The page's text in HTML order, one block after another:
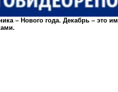
– Нового года. Декабрь – это